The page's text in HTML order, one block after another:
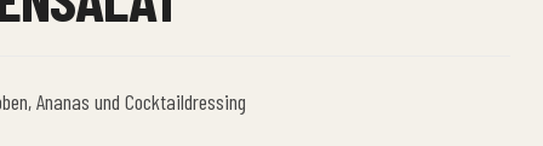
Ananas und Cocktaildressing